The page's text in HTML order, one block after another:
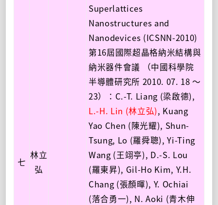
七
林立
弘
Superlattices
Nanostructures and
Nanodevices (ICSNN-2010)
第16屆國際超晶格納米結構與
納米器件會議 （中國科學院
半導體研究所 2010. 07. 18 ～
23）：C.-T. Liang (梁啟德),
L.-H. Lin (林立弘), Kuang
Yao Chen (陳光耀), Shun-
Tsung, Lo (羅舜聰), Yi-Ting
Wang (王翊亭), D.-S. Lou
(羅東昇), Gil-Ho Kim, Y.H.
Chang (張顏暉), Y. Ochiai
(落合勇一), N. Aoki (青木伸